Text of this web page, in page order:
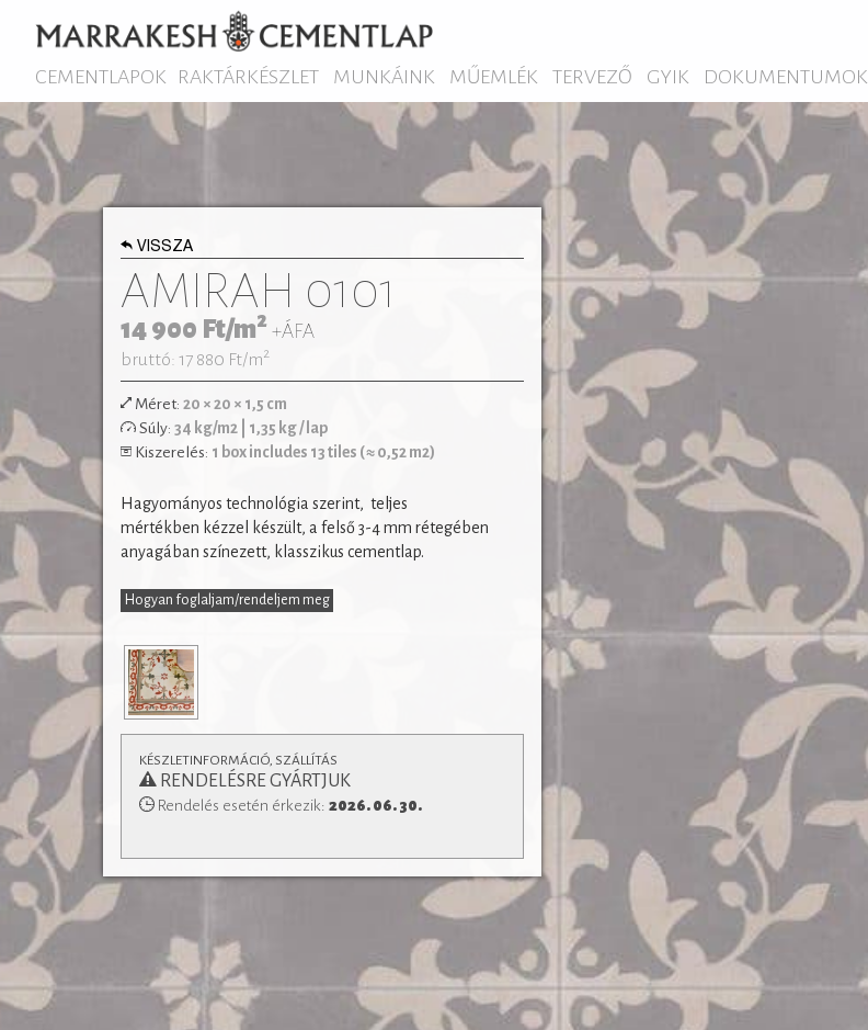
CEMENTLAPOK RAKTÁRKÉSZLET MUNKÁINK MŰEMLÉK TERVEZŐ GYIK DOKUMENTUMOK
VISSZA
AMIRAH 0101
14 900 Ft/m2 +ÁFA
bruttó: 17 880 Ft/m2
Méret:20 × 20 × 1,5 cm
Súly:34 kg/m2 | 1,35 kg / lap
Kiszerelés: 1 box includes 13 tiles (≈ 0,52 m2)
Hagyományos technológia szerint, teljes
mértékben kézzel készült, a felső 3-4 mm rétegében
anyagában színezett, klasszikus cementlap.
Hogyan foglaljam/rendeljem meg
Egyszínű vagy bordűr lapokkal kombinálva izgalmas
egyedi kombinációk is megvalósíthatóak. Modern
lakások vagy klasszikus polgári otthonok
Padlófűtéssel kombinálható, de konyhapultokhoz vagy
fürdőszobák falburkolatként is alkalmazható.
KÉSZLETINFORMÁCIÓ, SZÁLLÍTÁS
RENDELÉSRE GYÁRTJUK
Rendelés esetén érkezik: 2026. 06. 30.